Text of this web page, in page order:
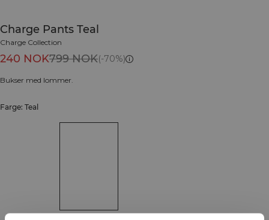
Charge Pants Teal
Charge Collection
240 NOK799 NOK(-70%)
Bukser med lommer.
Farge: Teal